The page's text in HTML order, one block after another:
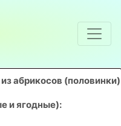
абрикосов (половинки)
и ягодные):